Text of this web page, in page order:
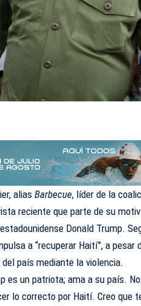
aliasBarbecue, líder de la
reciente que parte de su
Donald Trump.
a “recuperar Haití”, a
país mediante la violencia.
es un patriota; ama a su país.
lo correcto por Haití. Creo que